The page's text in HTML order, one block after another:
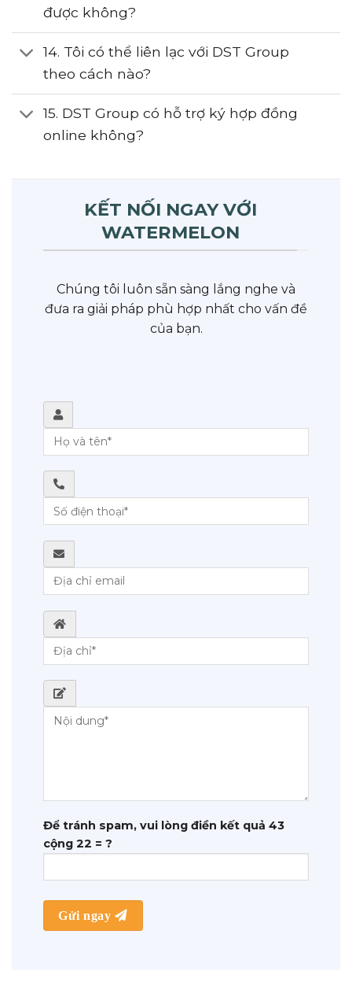
được không?
14. Tôi có thể liên lạc với DST Group
theo cách nào?
15. DST Group có hỗ trợ ký hợp đồng
online không?
KẾT NỐI NGAY VỚI
WATERMELON
Chúng tôi luôn sẵn sàng lắng nghe và
đưa ra giải pháp phù hợp nhất cho vấn đề
của bạn.
Để tránh spam, vui lòng điền kết quả 43
cộng 22 = ?